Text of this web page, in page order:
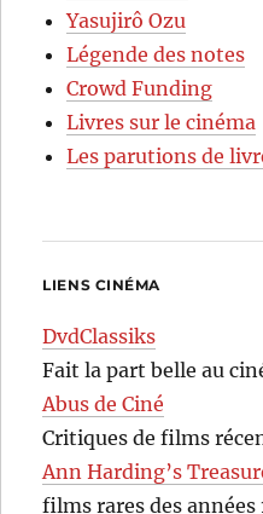
Yasujirô Ozu
Légende des notes
Crowd Funding
Livres sur le cinéma
Les parutions de
LIENS CINÉMA
DvdClassiks
Fait la part belle au
Abus de Ciné
Critiques de films
Ann Harding’s
films rares des années